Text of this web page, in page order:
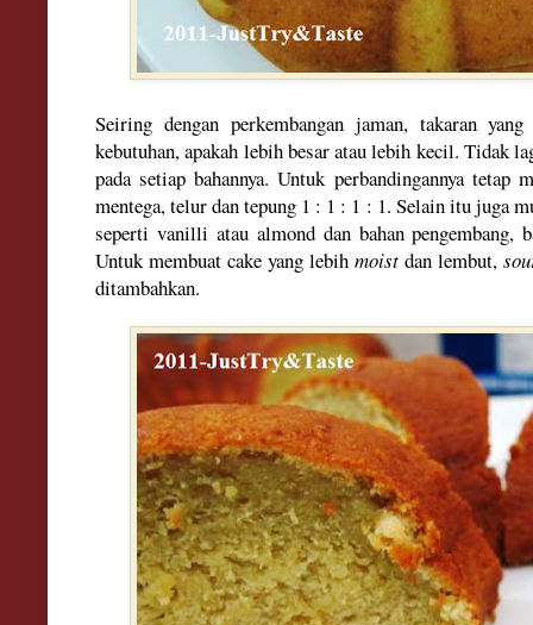
Seiring dengan perkembangan jaman, takaran
kebutuhan, apakah lebih besar atau lebih kecil. Tidak
pada setiap bahannya. Untuk perbandingannya tetap
mentega, telur dan tepung 1 : 1 : 1 : 1. Selain itu juga
seperti vanilli atau almond dan bahan pengembang,
Untuk membuat cake yang lebih moist dan lembut,
ditambahkan.